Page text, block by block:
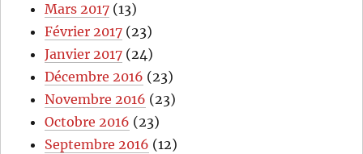
Mars 2017 (13)
Février 2017 (23)
Janvier 2017 (24)
Décembre 2016 (23)
Novembre 2016 (23)
Octobre 2016 (23)
Septembre 2016 (12)